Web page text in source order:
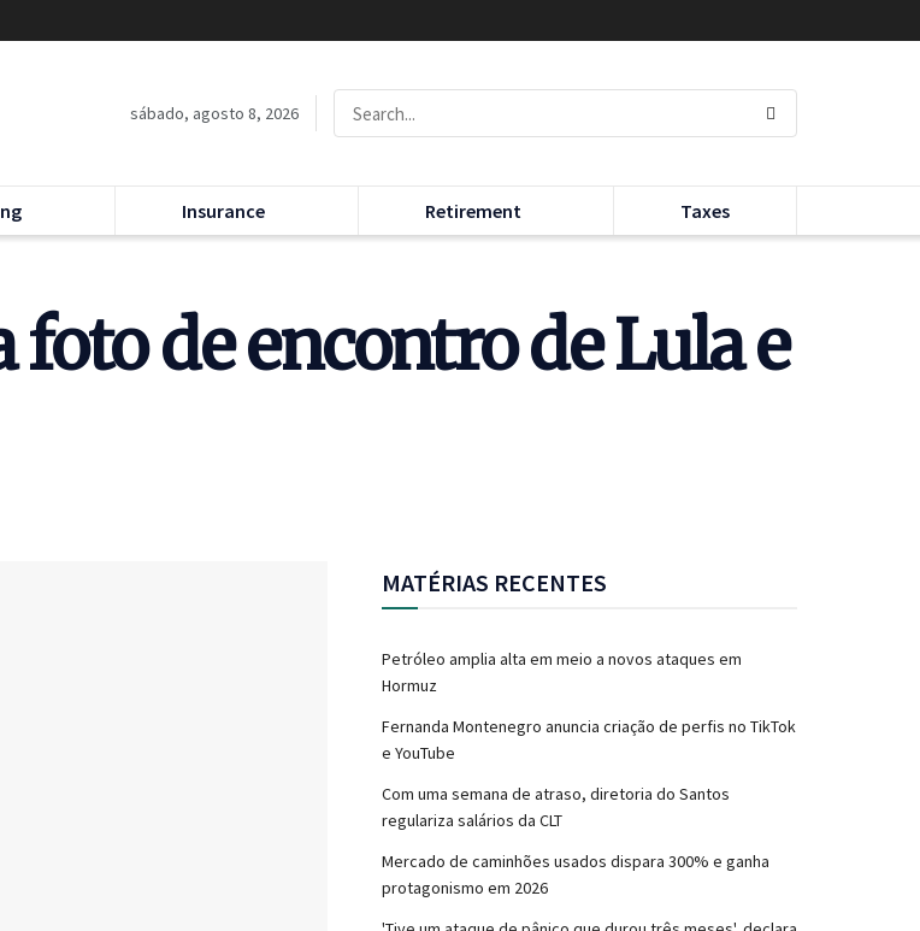
sábado, agosto 8, 2026
Insurance Retirement Taxes
foto de encontro de Lula e
MATÉRIAS RECENTES
Petróleo amplia alta em meio a novos ataques em
Hormuz
Fernanda Montenegro anuncia criação de perfis no TikTok
e YouTube
Com uma semana de atraso, diretoria do Santos
regulariza salários da CLT
Mercado de caminhões usados dispara 300% e ganha
protagonismo em 2026